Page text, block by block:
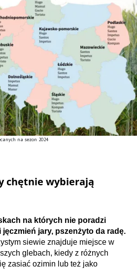
na sezon 2024
chętnie wybierają
na których nie poradzi
jary, pszenżyto da radę.
siewie znajduje miejsce w
glebach, kiedy z różnych
zasiać ozimin lub też jako